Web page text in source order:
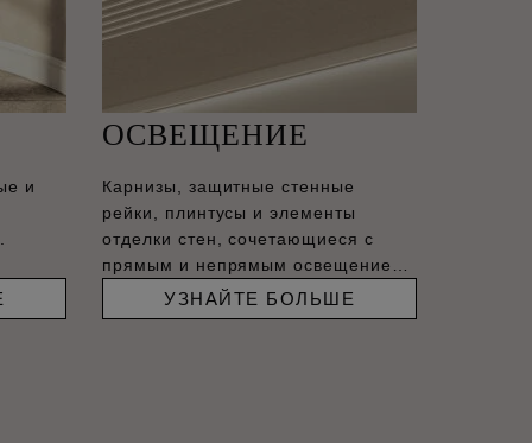
и
ОСВЕЩЕНИЕ
Карнизы, защитные стенные
рейки, плинтусы и элементы
отделки стен, сочетающиеся с
прямым и непрямым освещением,
УЗНАЙТЕ БОЛЬШЕ